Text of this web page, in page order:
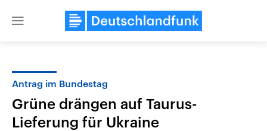
Close
Antrag im Bundestag
Grüne drängen auf Taurus-
Lieferung für Ukraine